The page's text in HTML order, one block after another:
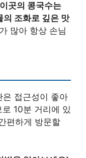
이곳의 콩국수는
의 조화로 깊은 맛
많아 항상 손님
은 접근성이 좋아
로 10분 거리에 있
편하게 방문할